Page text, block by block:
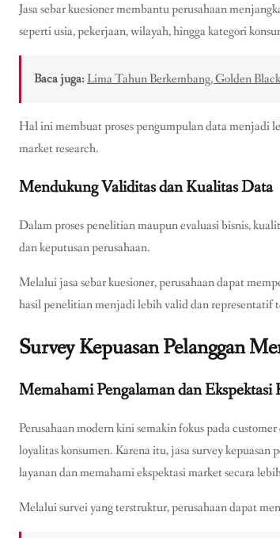
Jasa sebar kuesioner membantu perusahaan
seperti usia, pekerjaan, wilayah, hingga kategori
Baca juga:Lima Tahun Berkembang, Golden
Hal ini membuat proses pengumpulan data menjadi
market research.
Mendukung Validitas dan Kualitas Data
Dalam proses penelitian maupun evaluasi bisnis,
dan keputusan perusahaan.
Melalui jasa sebar kuesioner, perusahaan dapat
hasil penelitian menjadi lebih valid dan representatif
Survey Kepuasan Pelanggan
Memahami Pengalaman dan Ekspektasi
Perusahaan modern kini semakin fokus pada
loyalitas konsumen. Karena itu, jasa survey
layanan dan memahami ekspektasi market secara
Melalui survei yang terstruktur, perusahaan dapat